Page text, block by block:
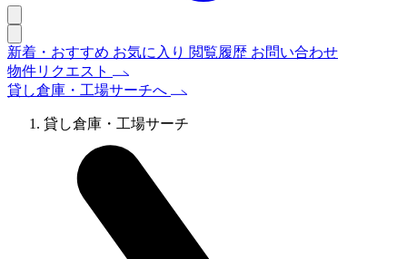
新着・おすすめ お気に入り 閲覧履歴 お問い合わせ
物件リクエスト
貸し倉庫・工場サーチへ
貸し倉庫・工場サーチ